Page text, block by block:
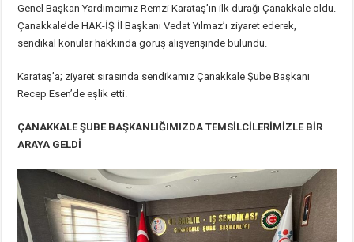
Genel Başkan Yardımcımız Remzi Karataş’ın ilk durağı Çanakkale oldu.
Çanakkale’de HAK-İŞ İl Başkanı Vedat Yılmaz’ı ziyaret ederek,
sendikal konular hakkında görüş alışverişinde bulundu.
Karataş’a; ziyaret sırasında sendikamız Çanakkale Şube Başkanı
Recep Esen’de eşlik etti.
ÇANAKKALE ŞUBE BAŞKANLIĞIMIZDA TEMSİLCİLERİMİZLE BİR
ARAYA GELDİ